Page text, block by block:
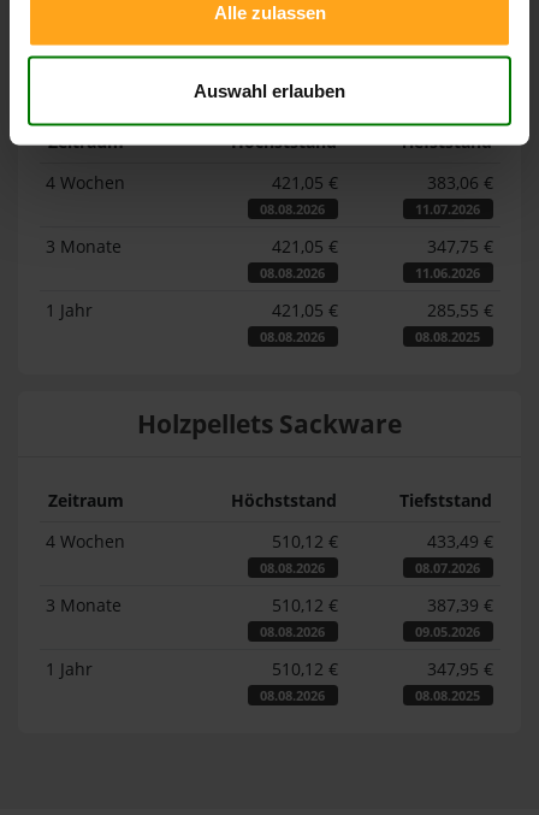
Alle zulassen
Auswahl erlauben
Lose Holzpellets
Zeitraum Höchststand
Tiefststand
4 Wochen
421,05 €
08.08.2026
383,06 €
11.07.2026
3 Monate 421,05 €
08.08.2026
347,75 €
11.06.2026
1 Jahr 421,05 €
08.08.2026
285,55 €
08.08.2025
Holzpellets Sackware
Zeitraum Höchststand
Tiefststand
4 Wochen
510,12 €
08.08.2026
433,49 €
08.07.2026
3 Monate 510,12 €
08.08.2026
387,39 €
09.05.2026
1 Jahr 510,12 €
08.08.2026
347,95 €
08.08.2025